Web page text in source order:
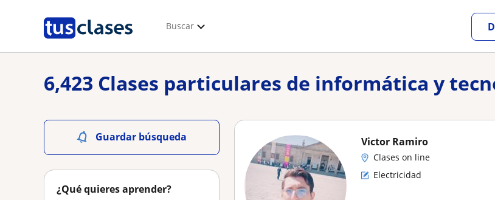
Buscar
6,423 Clases particulares de informática y
Guardar búsqueda
¿Qué quieres aprender?
Victor Ramiro
Clases on line
Electricidad